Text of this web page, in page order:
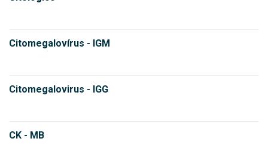
Citomegalovírus - IGM
Citomegalovirus - IGG
CK - MB